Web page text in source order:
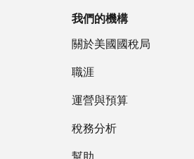
我們的機構
關於美國國稅局
職涯
運營與預算
稅務分析